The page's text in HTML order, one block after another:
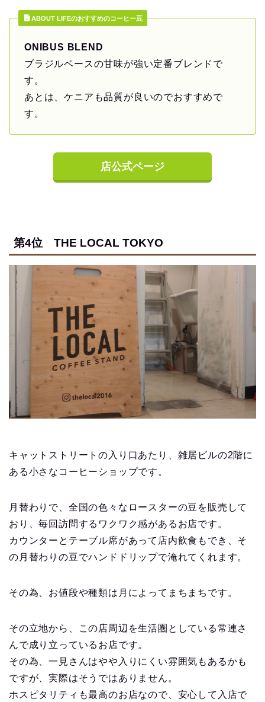
ABOUT LIFEのおすすめのコーヒー豆
ONIBUS BLEND
ブラジルベースの甘味が強い定番ブレンドで
す。
あとは、ケニアも品質が良いのでおすすめで
す。
店公式ページ
第4位 THE LOCAL TOKYO
キャットストリートの入り口あたり、雑居ビルの2階に
ある小さなコーヒーショップです。
月替わりで、全国の色々なロースターの豆を販売して
おり、毎回訪問するワクワク感があるお店です。
カウンターとテーブル席があって店内飲食もでき、そ
の月替わりの豆でハンドドリップで淹れてくれます。
その為、お値段や種類は月によってまちまちです。
その立地から、この店周辺を生活圏としている常連さ
んで成り立っているお店です。
その為、一見さんはやや入りにくい雰囲気もあるかも
ですが、実際はそうではありません。
ホスピタリティも最高のお店なので、安心して入店で